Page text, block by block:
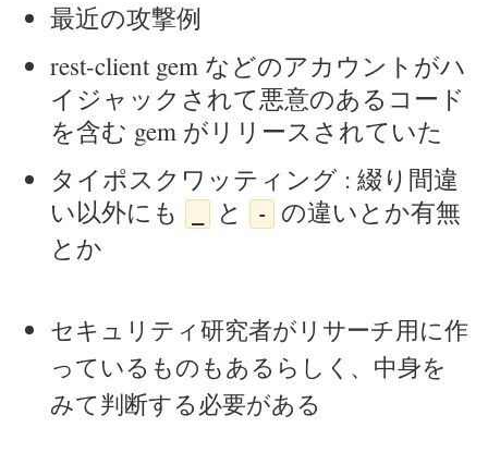
最近の攻撃例
rest-client gem などのアカウントがハ
イジャックされて悪意のあるコード
を含む gem がリリースされていた
タイポスクワッティング : 綴り間違
い以外にも
と -
の違いとか有無
とか
セキュリティ研究者がリサーチ用に作
っているものもあるらしく、中身を
みて判断する必要がある